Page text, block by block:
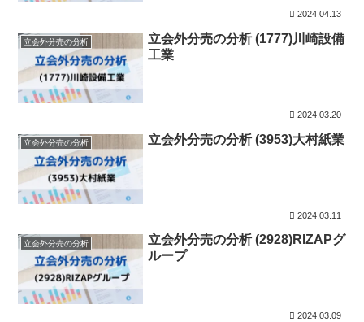
2024.04.13
立会外分売の分析
立会外分売の分析 (1777)川崎設備
工業
2024.03.20
立会外分売の分析 立会外分売の分析 (3953)大村紙業
2024.03.11
立会外分売の分析
立会外分売の分析 (2928)RIZAPグ
ループ
2024.03.09